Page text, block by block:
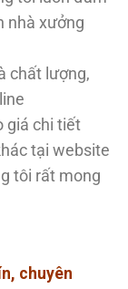
nhà xưởng
chất lượng,
giá chi tiết
tại website
tôi rất mong
chuyên